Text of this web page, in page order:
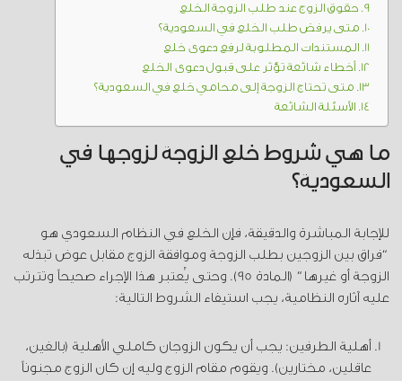
حقوق الزوج عند طلب الزوجة الخلع
متى يرفض طلب الخلع في السعودية؟
المستندات المطلوبة لرفع دعوى خلع
أخطاء شائعة تؤثر على قبول دعوى الخلع
متى تحتاج الزوجة إلى محامي خلع في السعودية؟
الأسئلة الشائعة
ما هي شروط خلع الزوجة لزوجها في
السعودية؟
للإجابة المباشرة والدقيقة، فإن الخلع في النظام السعودي هو
“فراق بين الزوجين بطلب الزوجة وموافقة الزوج مقابل عوض تبذله
الزوجة أو غيرها” (المادة 95). وحتى يُعتبر هذا الإجراء صحيحاً وتترتب
عليه آثاره النظامية، يجب استيفاء الشروط التالية:
أهلية الطرفين: يجب أن يكون الزوجان كاملي الأهلية (بالغين،
عاقلين، مختارين). ويقوم مقام الزوج وليه إن كان الزوج مجنوناً